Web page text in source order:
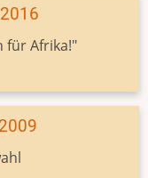
für Afrika!"